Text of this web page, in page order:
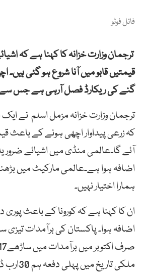
فائل فوٹو
ترجمان وزارت خزانہ کا کہنا ہے کہ
قیمتیں قابو میں آنا شروع ہو گئی ہیں۔
گنے کی ریکارڈ فصل آرہی ہے جس
ترجمان وزارت خزانہ مزمل اسلم نے
کہ زرعی پیداوار اچھی ہونے کے باعث
آئے گا۔عالمی منڈی میں اشیائے
اضافہ ہوا ہے۔عالمی مارکیٹ میں
ہمارا اختیار نہیں۔
ان کا کہنا ہے کہ کورونا کے باعث پوری
اضافہ ہوا۔ پاکستان کی برآمدات تیزی
ملکی